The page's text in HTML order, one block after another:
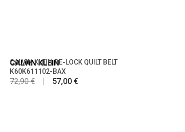
CALVIN KLEIN
CALVIN KLEIN RE-LOCK QUILT BELT
K60K611102-BAX
72,90 € 57,00 €